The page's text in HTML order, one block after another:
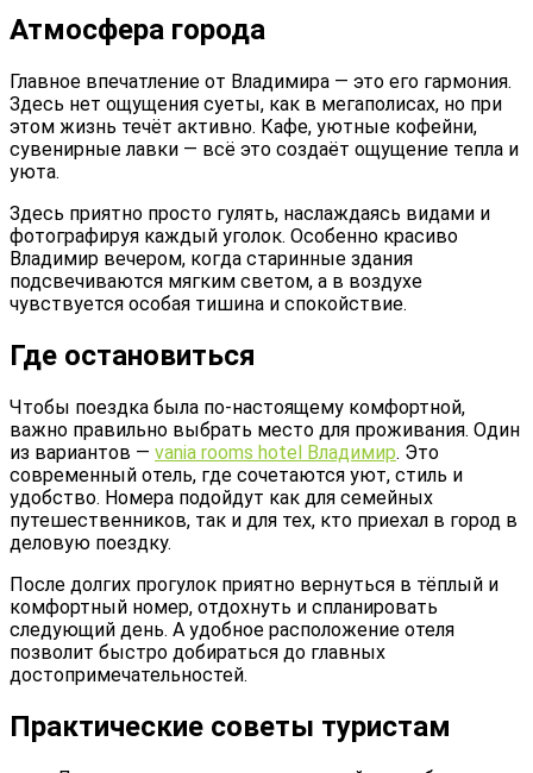
Атмосфера города
Главное впечатление от Владимира — это его гармония.
Здесь нет ощущения суеты, как в мегаполисах, но при
этом жизнь течёт активно. Кафе, уютные кофейни,
сувенирные лавки — всё это создаёт ощущение тепла и
уюта.
Здесь приятно просто гулять, наслаждаясь видами и
фотографируя каждый уголок. Особенно красиво
Владимир вечером, когда старинные здания
подсвечиваются мягким светом, а в воздухе
чувствуется особая тишина и спокойствие.
Где остановиться
Чтобы поездка была по-настоящему комфортной,
важно правильно выбрать место для проживания. Один
из вариантов — vania rooms hotel Владимир. Это
современный отель, где сочетаются уют, стиль и
удобство. Номера подойдут как для семейных
путешественников, так и для тех, кто приехал в город в
деловую поездку.
После долгих прогулок приятно вернуться в тёплый и
комфортный номер, отдохнуть и спланировать
следующий день. А удобное расположение отеля
позволит быстро добираться до главных
достопримечательностей.
Практические советы туристам